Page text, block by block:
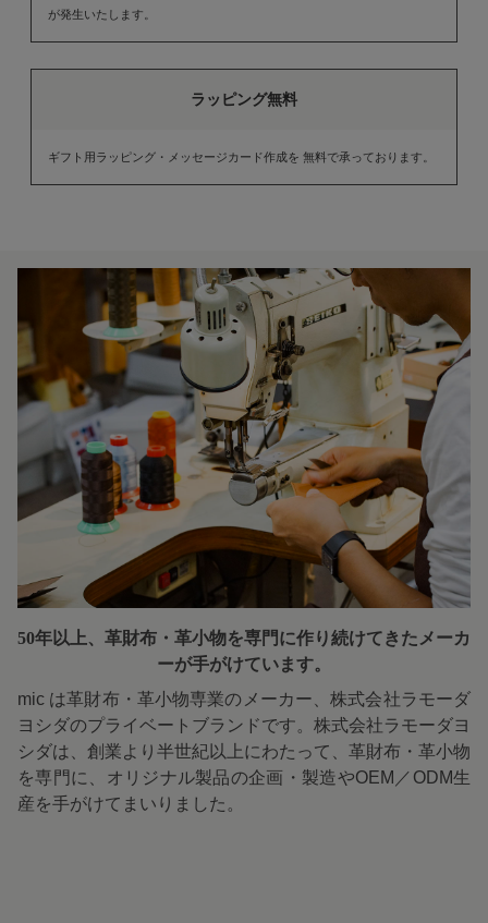
が発生いたします。
ラッピング無料
ギフト用ラッピング・メッセージカード作成を 無料で承っております。
50年以上、革財布・革小物を専門に作り続けてきたメーカ
ーが手がけています。
mic は革財布・革小物専業のメーカー、株式会社ラモーダ
ヨシダのプライベートブランドです。株式会社ラモーダヨ
シダは、創業より半世紀以上にわたって、革財布・革小物
を専門に、オリジナル製品の企画・製造やOEM／ODM生
産を手がけてまいりました。